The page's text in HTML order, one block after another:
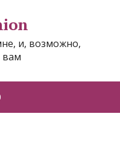
и, возможно,
вам